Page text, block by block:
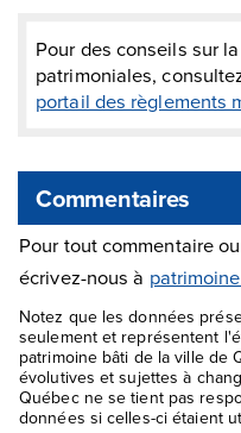
Pour des conseils sur
patrimoniales,
portail des règlements
Commentaires
Pour tout commentaire
écrivez-nous à
Notez que les données
seulement et représentent
patrimoine bâti de la ville de
évolutives et sujettes à
Québec ne se tient pas
données si celles-ci étaient